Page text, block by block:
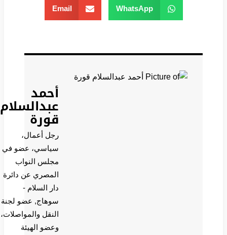
WhatsApp
Email
أحمد
عبدالسلام
قورة
رجل أعمال،
سياسي، عضو في
مجلس النواب
المصري عن دائرة
دار السلام -
سوهاج, عضو لجنة
النقل والمواصلات،
وعضو الهيئة